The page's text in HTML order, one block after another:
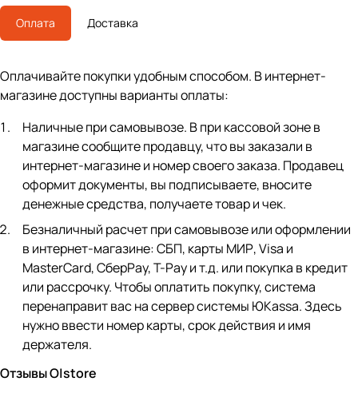
Оплата Доставка
Оплачивайте покупки удобным способом. В интернет-
магазине доступны варианты оплаты:
Наличные при самовывозе. В при кассовой зоне в
магазине сообщите продавцу, что вы заказали в
интернет-магазине и номер своего заказа. Продавец
оформит документы, вы подписываете, вносите
денежные средства, получаете товар и чек.
Безналичный расчет при самовывозе или оформлении
в интернет-магазине: СБП, карты МИР, Visa и
MasterCard, СберPay, Т-Pay и т.д. или покупка в кредит
или рассрочку. Чтобы оплатить покупку, система
перенаправит вас на сервер системы ЮKassa. Здесь
нужно ввести номер карты, срок действия и имя
держателя.
Отзывы O|store